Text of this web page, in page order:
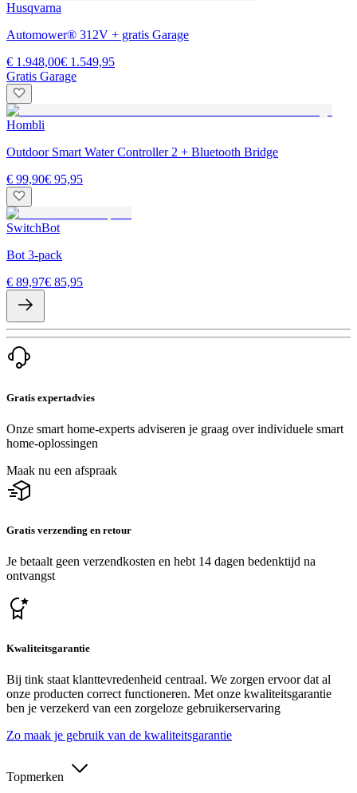
Husqvarna
Automower® 312V + gratis Garage
€ 1.948,00€ 1.549,95
Gratis Garage
Hombli
Outdoor Smart Water Controller 2 + Bluetooth Bridge
€ 99,90€ 95,95
SwitchBot
Bot 3-pack
€ 89,97€ 85,95
Gratis expertadvies
Onze smart home-experts adviseren je graag over individuele smart
home-oplossingen
Maak nu een afspraak
Gratis verzending en retour
Je betaalt geen verzendkosten en hebt 14 dagen bedenktijd na
ontvangst
Kwaliteitsgarantie
Bij tink staat klanttevredenheid centraal. We zorgen ervoor dat al
onze producten correct functioneren. Met onze kwaliteitsgarantie
ben je verzekerd van een zorgeloze gebruikerservaring
Zo maak je gebruik van de kwaliteitsgarantie
Topmerken